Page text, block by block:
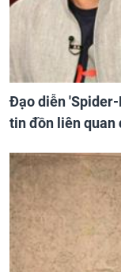
Đạo diễn
tin đồn liên quan